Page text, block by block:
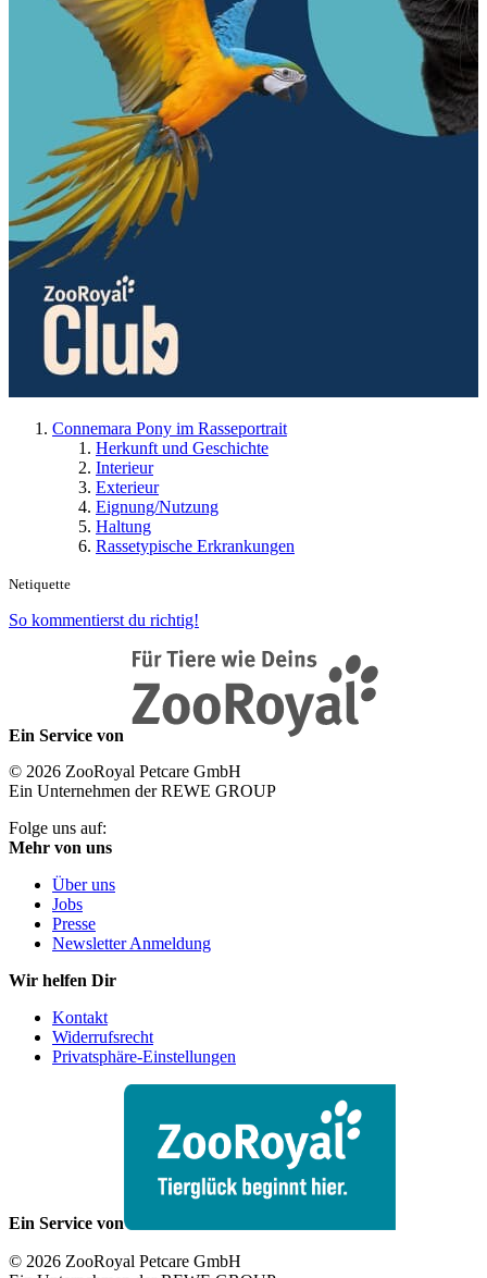
Connemara Pony im Rasseportrait
Herkunft und Geschichte
Interieur
Exterieur
Eignung/Nutzung
Haltung
Rassetypische Erkrankungen
Netiquette
So kommentierst du richtig!
Ein Service von
© 2026 ZooRoyal Petcare GmbH
Ein Unternehmen der REWE GROUP
Folge uns auf:
Mehr von uns
Über uns
Jobs
Presse
Newsletter Anmeldung
Wir helfen Dir
Kontakt
Widerrufsrecht
Privatsphäre-Einstellungen
Ein Service von
© 2026 ZooRoyal Petcare GmbH